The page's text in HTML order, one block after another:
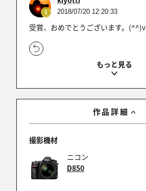
2018/07/20 12:20:33
受賞、おめでとうございます。(^^)v
2018/07/19 23:41:08
ットですわね～(*^_^*)
きゅり
2018/07/09 20:08:29
作品詳細
撮影機材
ニコン
D850